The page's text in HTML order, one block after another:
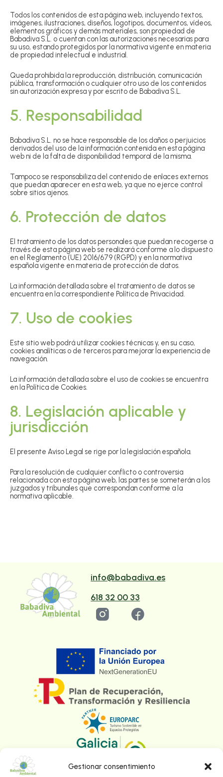
Gestionar consentimiento
Todos los contenidos de esta página web, incluyendo textos,
imágenes, ilustraciones, diseños, logotipos, documentos, vídeos,
elementos gráficos y demás materiales, son propiedad de
Babadiva S.L. o cuentan con las autorizaciones necesarias para
su uso, estando protegidos por la normativa vigente en materia
de propiedad intelectual e industrial.
Queda prohibida la reproducción, distribución, comunicación
pública, transformación o cualquier otro uso de los contenidos
sin autorización expresa y por escrito de Babadiva S.L.
5. Responsabilidad
Babadiva S.L. no se hace responsable de los daños o perjuicios
derivados del uso de la información contenida en esta página
web ni de la falta de disponibilidad temporal de la misma.
Tampoco se responsabiliza del contenido de enlaces externos
que puedan aparecer en esta web, ya que no ejerce control
sobre sitios ajenos.
6. Protección de datos
El tratamiento de los datos personales que puedan recogerse a
través de esta página web se realizará conforme a lo dispuesto
en el Reglamento (UE) 2016/679 (RGPD) y en la normativa
española vigente en materia de protección de datos.
La información detallada sobre el tratamiento de datos se
encuentra en la correspondiente Política de Privacidad.
7. Uso de cookies
Este sitio web podrá utilizar cookies técnicas y, en su caso,
cookies analíticas o de terceros para mejorar la experiencia de
navegación.
La información detallada sobre el uso de cookies se encuentra
en la Política de Cookies.
8. Legislación aplicable y
jurisdicción
El presente Aviso Legal se rige por la legislación española.
Para la resolución de cualquier conflicto o controversia
relacionada con esta página web, las partes se someterán a los
juzgados y tribunales que correspondan conforme a la
normativa aplicable.
info@babadiva.es
618 32 00 33